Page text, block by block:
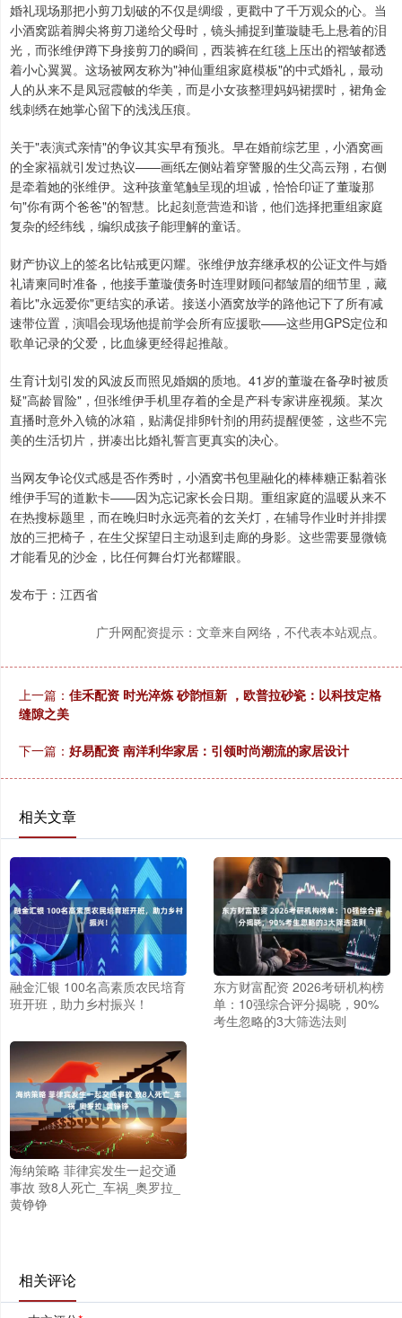
婚礼现场那把小剪刀划破的不仅是绸缎，更戳中了千万观众的心。当
小酒窝踮着脚尖将剪刀递给父母时，镜头捕捉到董璇睫毛上悬着的泪
光，而张维伊蹲下身接剪刀的瞬间，西装裤在红毯上压出的褶皱都透
着小心翼翼。这场被网友称为"神仙重组家庭模板"的中式婚礼，最动
人的从来不是凤冠霞帔的华美，而是小女孩整理妈妈裙摆时，裙角金
线刺绣在她掌心留下的浅浅压痕。
关于"表演式亲情"的争议其实早有预兆。早在婚前综艺里，小酒窝画
的全家福就引发过热议——画纸左侧站着穿警服的生父高云翔，右侧
是牵着她的张维伊。这种孩童笔触呈现的坦诚，恰恰印证了董璇那
句"你有两个爸爸"的智慧。比起刻意营造和谐，他们选择把重组家庭
复杂的经纬线，编织成孩子能理解的童话。
财产协议上的签名比钻戒更闪耀。张维伊放弃继承权的公证文件与婚
礼请柬同时准备，他接手董璇债务时连理财顾问都皱眉的细节里，藏
着比"永远爱你"更结实的承诺。接送小酒窝放学的路他记下了所有减
速带位置，演唱会现场他提前学会所有应援歌——这些用GPS定位和
歌单记录的父爱，比血缘更经得起推敲。
生育计划引发的风波反而照见婚姻的质地。41岁的董璇在备孕时被质
疑"高龄冒险"，但张维伊手机里存着的全是产科专家讲座视频。某次
直播时意外入镜的冰箱，贴满促排卵针剂的用药提醒便签，这些不完
美的生活切片，拼凑出比婚礼誓言更真实的决心。
当网友争论仪式感是否作秀时，小酒窝书包里融化的棒棒糖正黏着张
维伊手写的道歉卡——因为忘记家长会日期。重组家庭的温暖从来不
在热搜标题里，而在晚归时永远亮着的玄关灯，在辅导作业时并排摆
放的三把椅子，在生父探望日主动退到走廊的身影。这些需要显微镜
才能看见的沙金，比任何舞台灯光都耀眼。
发布于：江西省
广升网配资提示：文章来自网络，不代表本站观点。
上一篇： 佳禾配资 时光淬炼 砂韵恒新 ，欧普拉砂瓷：以科技定格
缝隙之美
下一篇： 好易配资 南洋利华家居：引领时尚潮流的家居设计
相关文章
融金汇银 100名高素质农民培育
班开班，助力乡村振兴！
东方财富配资 2026考研机构榜
单：10强综合评分揭晓，90%
考生忽略的3大筛选法则
海纳策略 菲律宾发生一起交通
事故 致8人死亡_车祸_奥罗拉_
黄铮铮
相关评论